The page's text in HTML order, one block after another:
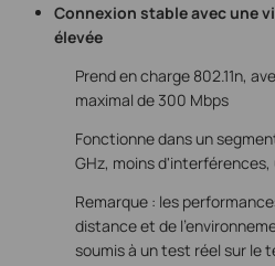
Connexion stable avec une
élevée
Prend en charge 802.11n,
maximal de 300 Mbps
Fonctionne dans un
GHz, moins
Remarque : les
distance et de
soumis à un test réel sur le